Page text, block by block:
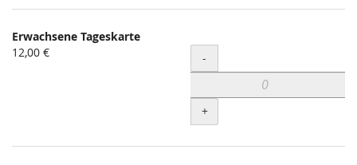
Produkte
Unkategorisierte
Erwachsene Tageskarte
12,00 €
Menge
-
+